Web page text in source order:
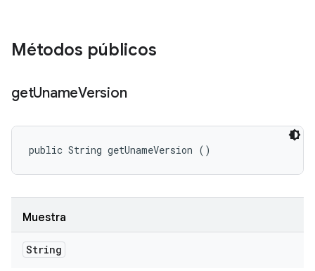
Métodos públicos
getUnameVersion
public String getUnameVersion ()
Muestra
String